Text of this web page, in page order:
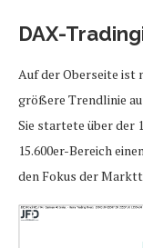
DAX-
Auf der Oberseite ist
größere Trendlinie
Sie startete über der
15.600er-Bereich
den Fokus der